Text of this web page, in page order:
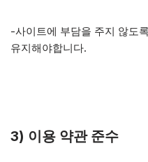
-사이트에 부담을 주지 않도
유지해야합니다.
3) 이용 약관 준수